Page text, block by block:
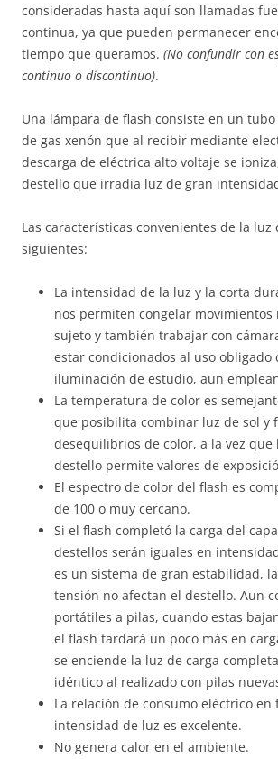
consideradas hasta aquí son llamadas
continua, ya que pueden permanecer
tiempo que queramos. (No confundir con
continuo o discontinuo).
Una lámpara de flash consiste en un
de gas xenón que al recibir mediante
descarga de eléctrica alto voltaje se
destello que irradia luz de gran
Las características convenientes de la luz
siguientes:
La intensidad de la luz y la corta
nos permiten congelar movimientos
sujeto y también trabajar con
estar condicionados al uso obligado
iluminación de estudio, aun
La temperatura de color es
que posibilita combinar luz de sol y
desequilibrios de color, a la vez
destello permite valores de
El espectro de color del flash es
de 100 o muy cercano.
Si el flash completó la carga del
destellos serán iguales en
es un sistema de gran estabilidad,
tensión no afectan el destello. Aun
portátiles a pilas, cuando estas
el flash tardará un poco más en
se enciende la luz de carga
idéntico al realizado con pilas
La relación de consumo eléctrico en
intensidad de luz es excelente.
No genera calor en el ambiente.